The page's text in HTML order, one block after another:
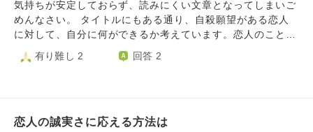
か、と言われるとよくわからないのです。 たまに話したく
なってLINEをしても、つかみどころがない感じであまり楽
す。 でも、もしも付き合うのであれば、彼から言って欲し
申し訳ないです。 相談に乗っていただけませんか。
う」って言ってくれた。好きだけど、たぶん恋愛としては無
理だろうな。相談も親身に乗ってくれてたけど。 相手は２
０代で私は３０代。 ２０代でかわいい女の子なんてたくさ
は私のことを好きだと思う❔
気持ちが安定しておらず、読みにくい文章となってしまいご
めんなさい。 タイトルにもある通り、自殺願望がある恋人
に対して、自分に何ができるか考えています。恋人のこと
や、恋人との関係を箇条書きします。 恋人との関係 ・付き
合い始めてから約2年 ・家は電車で2時間の距離(学校などは
っていない ・度重なる自殺未遂、自殺願望 ・うつ病の予兆
有り難し 2 回答 2
恋人の誠実さに応える方法は